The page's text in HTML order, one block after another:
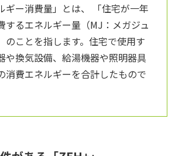
ギー消費量」とは、 「住宅が一年
するエネルギー量（MJ：メガジュ
のことを指します。住宅で使用す
や換気設備、給湯機器や照明器具
消費エネルギーを合計したもので